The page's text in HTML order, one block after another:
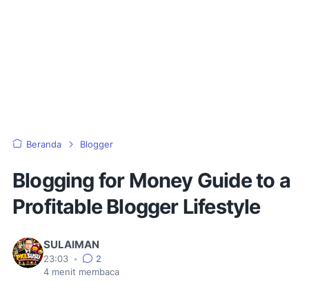
Beranda Blogger
Blogging for Money Guide to a
Profitable Blogger Lifestyle
SULAIMAN
23:03 •
2
4 menit membaca